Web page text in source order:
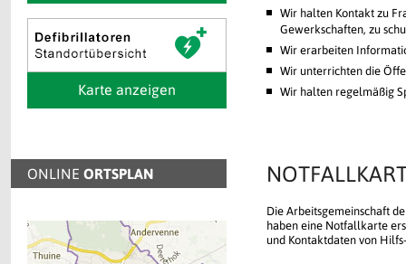
Karte anzeigen
ONLINE ORTSPLAN
Wir halten Kontakt zu
Gewerkschaften, zu
Wir erarbeiten
Wir unterrichten die
Wir halten regelmäßig
Die Arbeitsgemeinschaft
haben eine Notfallkarte
und Kontaktdaten von